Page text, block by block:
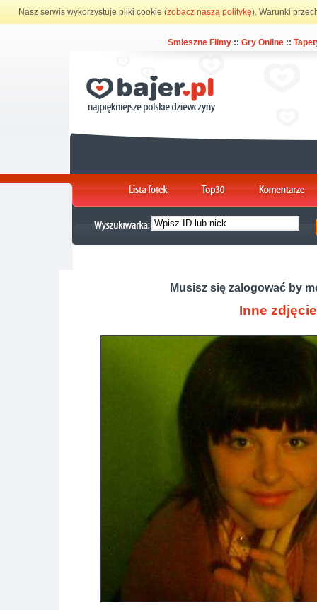
Nasz serwis wykorzystuje pliki cookie (zobacz naszą politykę). Warunki
Smieszne Filmy ::Gry Online ::
Musisz się zalogować by
Inne zdjęcie